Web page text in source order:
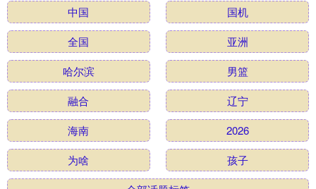
中国
国机
全国
亚洲
哈尔滨
男篮
融合
辽宁
海南
2026
为啥
孩子